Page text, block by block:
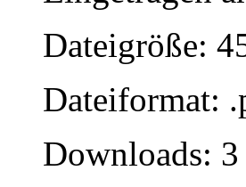
Dateigröße:
Dateiformat:
Downloads: 3